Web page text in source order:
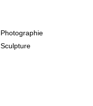
Photographie
Sculpture